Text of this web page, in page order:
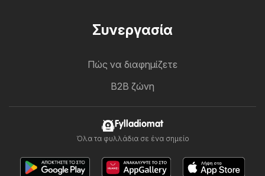
Συνεργασία
Πώς να διαφημίζετε
B2B ζώνη
Fylladiomat
Όλα τα φυλλάδια σε ένα σημείο